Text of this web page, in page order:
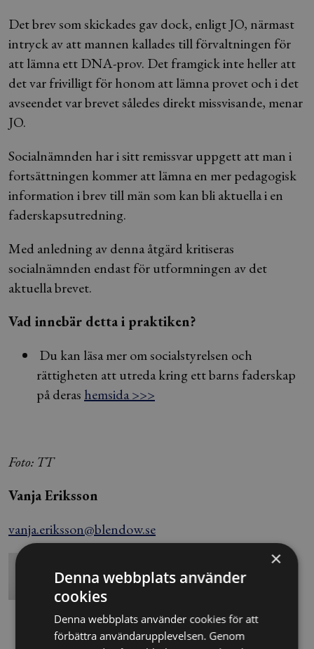
Det brev som skickades gav dock, enligt JO, närmast
intryck av att mannen kallades till förvaltningen för
att lämna ett DNA-prov. Det framgick inte heller att
det var frivilligt för honom att lämna provet och i det
avseendet var brevet således direkt missvisande, menar
JO.
Socialnämnden har i sitt remissvar uppgett att man i
fortsättningen kommer att lämna en mer pedagogisk
information i brev till män som kan bli aktuella i en
faderskapsutredning.
Med anledning av denna åtgärd kritiseras
socialnämnden endast för utformningen av det
aktuella brevet.
Vad innebär detta i praktiken?
Du kan läsa mer om socialstyrelsen och
rättigheten att utreda kring ett barns faderskap
på deras hemsida >>>
Foto: TT
Vanja Eriksson
vanja.eriksson@blendow.se
×
Denna webbplats använder
cookies
Denna webbplats använder cookies för att
förbättra användarupplevelsen. Genom